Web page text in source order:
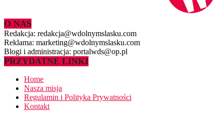
O NAS
Redakcja: redakcja@wdolnymslasku.com
Reklama: marketing@wdolnymslasku.com
Blogi i administracja: portalwds@op.pl
PRZYDATNE LINKI
Home
Nasza misja
Regulamin i Polityka Prywatności
Kontakt